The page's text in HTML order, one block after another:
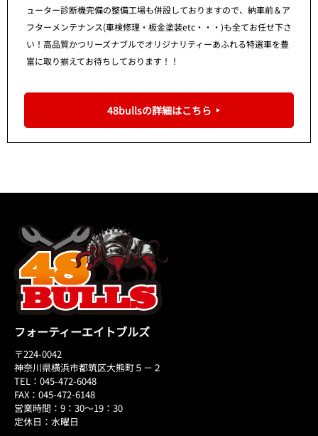
ューター診断機完備の整備工場も併設しておりますので、納車前＆ア
フターメンテナンス(車検修理・板金塗装etc・・・)も全てお任せ下さ
い！高品質かつリーズナブルでオリジナリティーあふれる特選車を豊
富に取り揃えてお待ちしております！！
48bullsの詳細はこちら
フォーティーエイトブルズ
〒224-0042
神奈川県横浜市都筑区大熊町５－２
TEL：045-472-6048
FAX：045-472-6148
営業時間：9：30～19：30
定休日：水曜日